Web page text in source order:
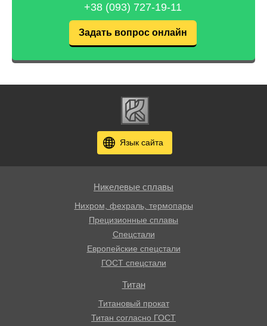
+38 (093) 727-19-11
Задать вопрос онлайн
Язык сайта
Никелевые сплавы
Нихром, фехраль, термопары
Прецизионные сплавы
Спецстали
Европейские спецстали
ГОСТ спецстали
Титан
Титановый прокат
Титан согласно ГОСТ